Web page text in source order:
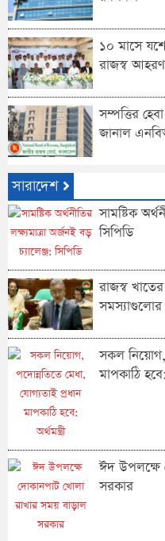
১০ মাসে
রাজস্ব আহরণ
সম্পত্তির
জানাল
সারাদেশ
সামষ্টিক
সিপিডি
রাজস্ব
সমস্যাগুলোর
সকল নিয়োগ,
মাপকাঠি হবে:
ঈদ উপলক্ষে
সরকার